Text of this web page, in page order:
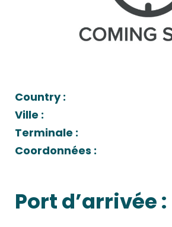
Country :
Ville :
Terminale :
Coordonnées :
Port d’arrivée :